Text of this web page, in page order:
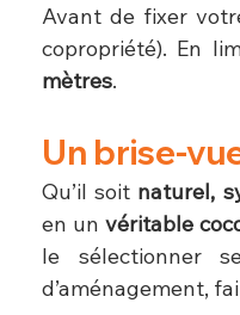
Avant de fixer
copropriété). En
mètres.
Un brise-
Qu’il soit naturel,
en un véritable
le sélectionner
d’aménagement,